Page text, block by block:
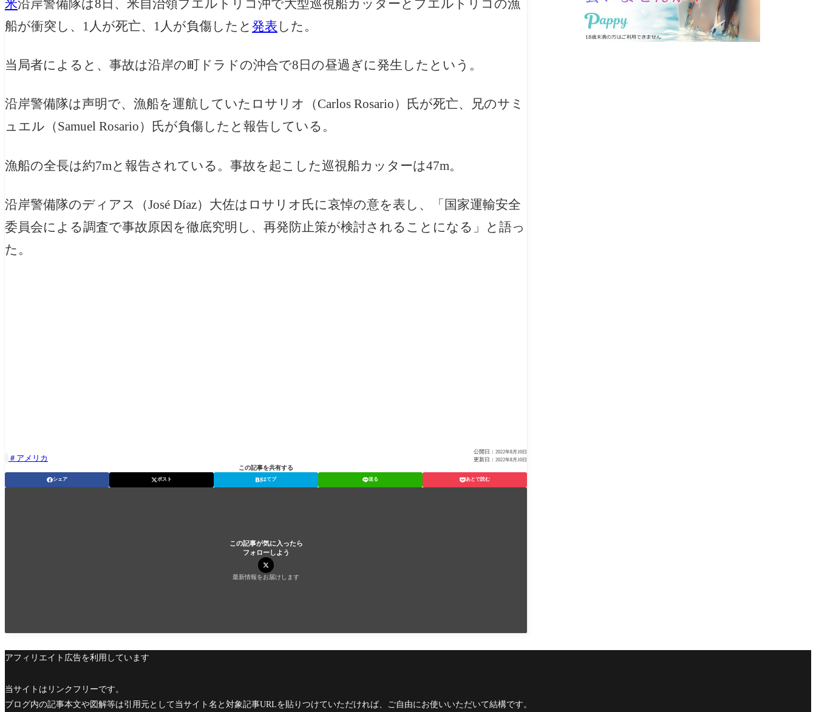
米沿岸警備隊は8日、米自治領プエルトリコ沖で大型巡視船カッターとプエルトリコの漁
船が衝突し、1人が死亡、1人が負傷したと 発表 した。
当局者によると、事故は沿岸の町ドラドの沖合で8日の昼過ぎに発生したという。
沿岸警備隊は声明で、漁船を運航していたロサリオ（Carlos Rosario）氏が死亡、兄のサミ
ュエル（Samuel Rosario）氏が負傷したと報告している。
漁船の全長は約7mと報告されている。事故を起こした巡視船カッターは47m。
沿岸警備隊のディアス（José Díaz）大佐はロサリオ氏に哀悼の意を表し、「国家運輸安全
委員会による調査で事故原因を徹底究明し、再発防止策が検討されることになる」と語っ
た。
アメリカ
公開日： 2022年8月10日
更新日： 2022年8月10日
この記事を共有する
シェア ポスト はてブ 送る あとで読む
この記事が気に入ったら
フォローしよう
最新情報をお届けします
アフィリエイト広告を利用しています
当サイトはリンクフリーです。
ブログ内の記事本文や図解等は引用元として当サイト名と対象記事URLを貼りつけていただければ、ご自由にお使いいただいて結構です。